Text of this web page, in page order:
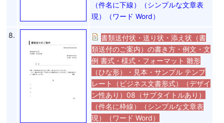
（件名に下線）（シンプルな文章表
現）（ワード Word）
8.
書類送付状・送り状・添え状（書
類送付のご案内）の書き方・例文・文
例 書式・様式・フォーマット 雛形
（ひな形）・見本・サンプル テンプ
レート（ビジネス文書形式）（デザイ
ン性あり）08（サブタイトルあり）
（件名に枠線）（シンプルな文章表
現）（ワード Word）